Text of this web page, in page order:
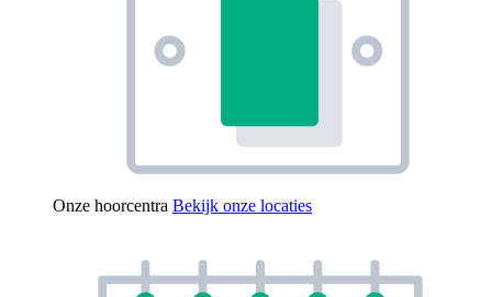
Onze hoorcentra Bekijk onze locaties